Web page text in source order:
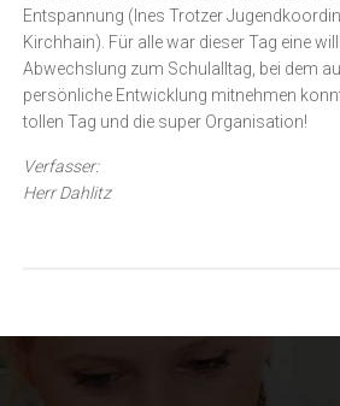
Entspannung (Ines Trotzer
Kirchhain). Für alle war dieser Tag eine
Abwechslung zum Schulalltag, bei dem
persönliche Entwicklung mitnehmen
tollen Tag und die super Organisation!
Verfasser:
Herr Dahlitz